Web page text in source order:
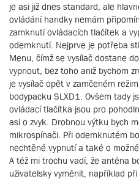
je asi již dnes standard, ale
ovládání handky nemám
zamknutí ovládacích tlačítek a
odemknutí. Nejprve je potřeba
Menu, čímž se vysílač dostane
vypnout, bez toho aniž bychom
je vysílač opět v zamčeném
bodypacku SLXD1. Ovšem tady
ovládací tlačítka jsou pro
asi o zvyk. Drobnou výtku bych
mikrospínači. Při odemknutém
nechtěné vypnutí a také o
A též mi trochu vadí, že anténa
uživatelsky vyměnit, například